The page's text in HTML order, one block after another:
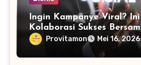
Ingin Kampanye Viral?
Kolaborasi Sukses
Media Marketing Agency
Provitamon Mei 16, 2026